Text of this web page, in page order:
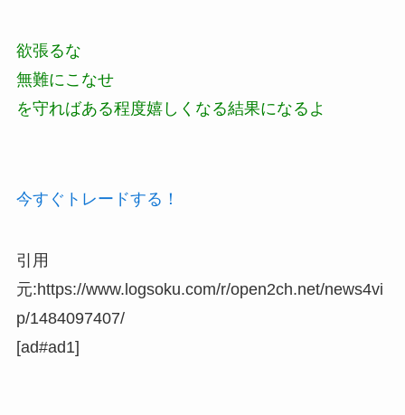
欲張るな
無難にこなせ
を守ればある程度嬉しくなる結果になるよ
今すぐトレードする！
引用
元:https://www.logsoku.com/r/open2ch.net/news4vi
p/1484097407/
[ad#ad1]